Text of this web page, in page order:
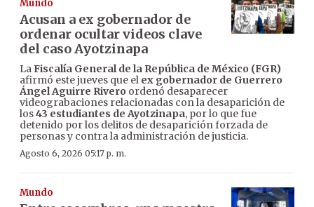
Mundo
Acusan a ex gobernador de
ordenar ocultar videos clave
del caso Ayotzinapa
LaFiscalía General de la República de México (FGR)
afirmó este jueves que el ex gobernador de Guerrero
Ángel Aguirre Rivero ordenó desaparecer
videograbaciones relacionadas con la desaparición de
los43 estudiantes de Ayotzinapa, por lo que fue
detenido por los delitos de desaparición forzada de
personas y contra la administración de justicia.
Agosto 6, 2026 05:17 p. m.
Mundo